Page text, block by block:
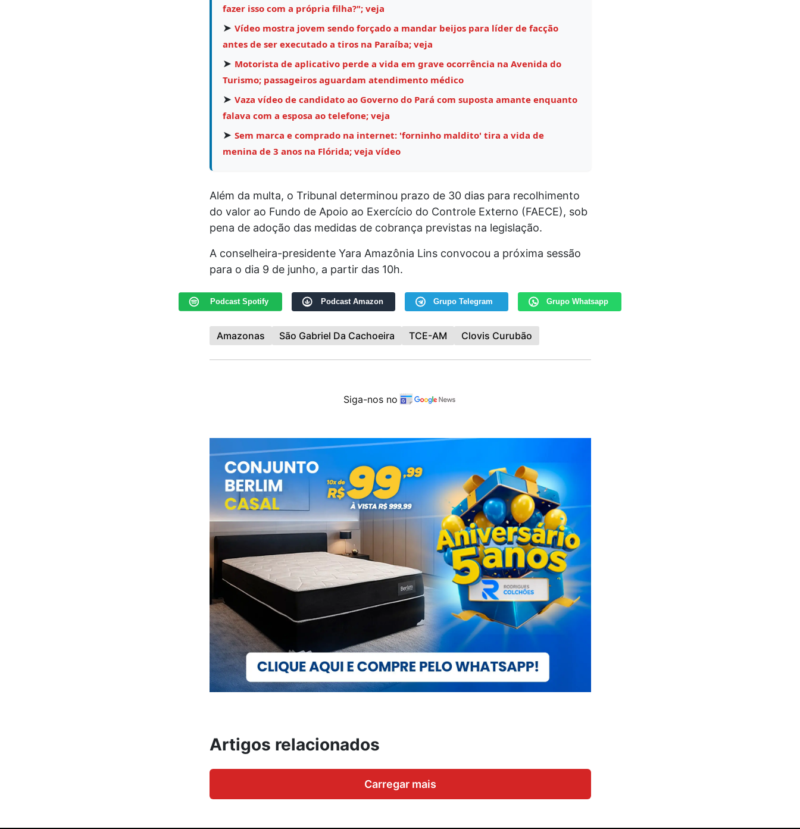
fazer isso com a própria filha?"; veja
➤ Vídeo mostra jovem sendo forçado a mandar beijos para líder de facção
antes de ser executado a tiros na Paraíba; veja
➤ Motorista de aplicativo perde a vida em grave ocorrência na Avenida do
Turismo; passageiros aguardam atendimento médico
➤ Vaza vídeo de candidato ao Governo do Pará com suposta amante enquanto
falava com a esposa ao telefone; veja
➤ Sem marca e comprado na internet: 'forninho maldito' tira a vida de
menina de 3 anos na Flórida; veja vídeo
Além da multa, o Tribunal determinou prazo de 30 dias para recolhimento
do valor ao Fundo de Apoio ao Exercício do Controle Externo (FAECE), sob
pena de adoção das medidas de cobrança previstas na legislação.
A conselheira-presidente Yara Amazônia Lins convocou a próxima sessão
para o dia 9 de junho, a partir das 10h.
Podcast Spotify Podcast Amazon Grupo Telegram Grupo Whatsapp
Amazonas São Gabriel Da Cachoeira TCE-AM Clovis Curubão
Siga-nos no
Artigos relacionados
Carregar mais